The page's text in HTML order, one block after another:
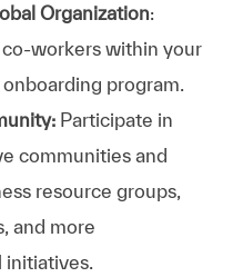
Organization:
workers within your
program.
Participate in
communities and
resource groups,
and more